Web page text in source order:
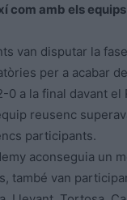
com amb els
van disputar la
per a acabar
a la final davant
reusenc
participants.
aconseguia un
també van